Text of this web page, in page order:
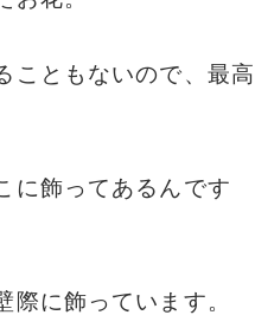
こともないので、最高
に飾ってあるんです
際に飾っています。